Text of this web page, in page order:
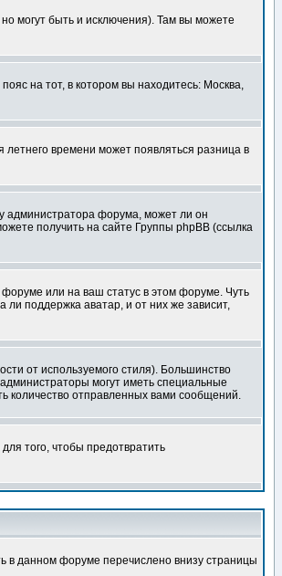
могут быть и исключения). Там вы можете
на тот, в котором вы находитесь: Москва,
времени может появляться разница в
администратора форума, может ли он
получить на сайте Группы phpBB (ссылка
или на ваш статус в этом форуме. Чуть
ли поддержка аватар, и от них же зависит,
от используемого стиля). Большинство
могут иметь специальные
количество отправленных вами сообщений.
того, чтобы предотвратить
в данном форуме перечислено внизу страницы